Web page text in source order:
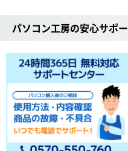
パソコン工房の安心サポ